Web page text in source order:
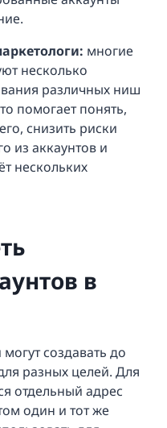
многие
несколько
различных ниш
помогает понять,
снизить риски
из аккаунтов и
нескольких
в
создавать до
разных целей. Для
отдельный адрес
один и тот же